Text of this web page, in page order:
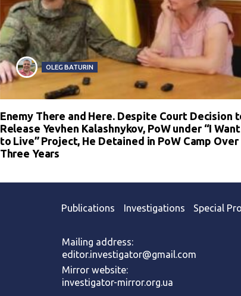
OLEG BATURIN
Enemy There and Here. Despite Court Decision
Release Yevhen Kalashnykov, PoW under “I Want
to Live” Project, He Detained in PoW Camp Over
Three Years
Publications Investigations Special
Mailing address:
editor.investigator@gmail.com
Mirror website:
investigator-mirror.org.ua